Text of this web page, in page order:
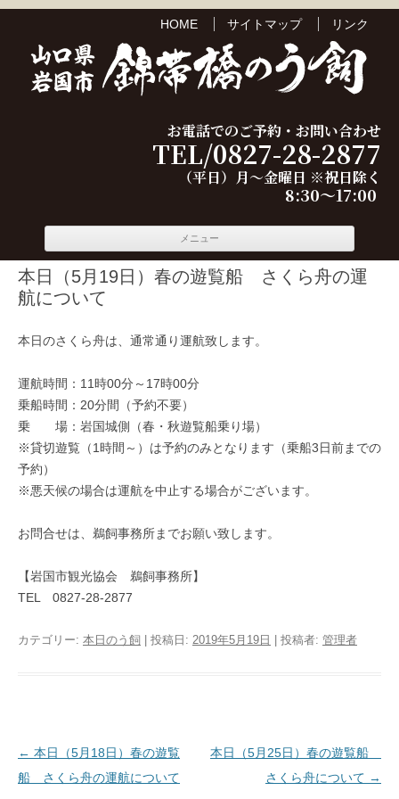
HOME サイトマップ リンク
お電話でのご予約・お問い合わせ
TEL/0827-28-2877
（平日）月～金曜日 ※祝日除く
8:30～17:00
メニュー
本日（5月19日）春の遊覧船 さくら舟の運
航について
本日のさくら舟は、通常通り運航致します。
運航時間：11時00分～17時00分
乗船時間：20分間（予約不要）
乗 場：岩国城側（春・秋遊覧船乗り場）
※貸切遊覧（1時間～）は予約のみとなります（乗船3日前までの
予約）
※悪天候の場合は運航を中止する場合がございます。
お問合せは、鵜飼事務所までお願い致します。
【岩国市観光協会 鵜飼事務所】
TEL 0827-28-2877
カテゴリー: 本日のう飼 | 投稿日: 2019年5月19日 投稿者: 管理者
投稿ナビゲーション
← 本日（5月18日）春の遊覧
船 さくら舟の運航について
本日（5月25日）春の遊覧船
さくら舟について →